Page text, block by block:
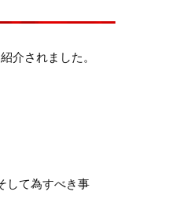
介されました。
して為すべき事